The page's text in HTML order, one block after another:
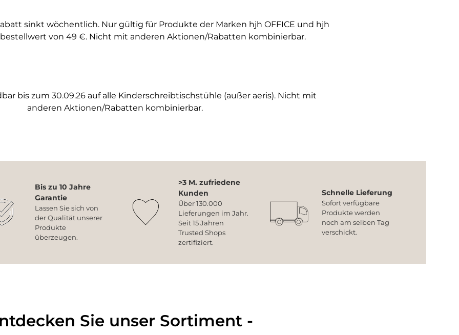
sinkt wöchentlich. Nur gültig für Produkte der Marken hjh OFFICE und hjh
von 49 €. Nicht mit anderen Aktionen/Rabatten kombinierbar.
bis zum 30.09.26 auf alle Kinderschreibtischstühle (außer aeris). Nicht mit
anderen Aktionen/Rabatten kombinierbar.
Bis zu 10 Jahre
Garantie
Lassen Sie sich von
der Qualität unserer
Produkte
überzeugen.
>3 M. zufriedene
Kunden
Über 130.000
Lieferungen im Jahr.
Seit 15 Jahren
Trusted Shops
zertifiziert.
Schnelle Lieferung
Sofort verfügbare
Produkte werden
noch am selben Tag
verschickt.
Sie unser Sortiment -